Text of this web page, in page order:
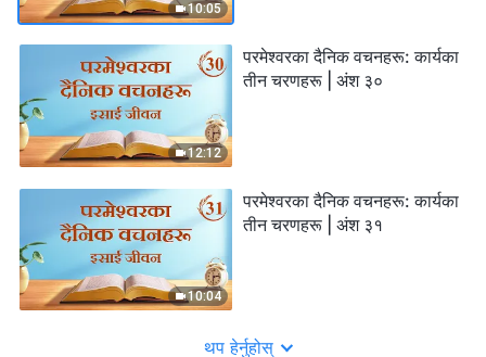
10:05
12:12
परमेश्‍वरका दैनिक वचनहरू: कार्यका
तीन चरणहरू | अंश ३०
10:04
परमेश्‍वरका दैनिक वचनहरू: कार्यका
तीन चरणहरू | अंश ३१
थप हेर्नुहोस्